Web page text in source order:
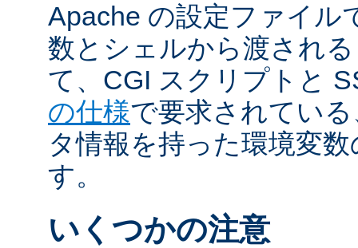
Apache の設定ファイル
数とシェルから渡され
て、CGI スクリプトと
の仕様で要求されてい
タ情報を持った環境変
す。
いくつかの注意